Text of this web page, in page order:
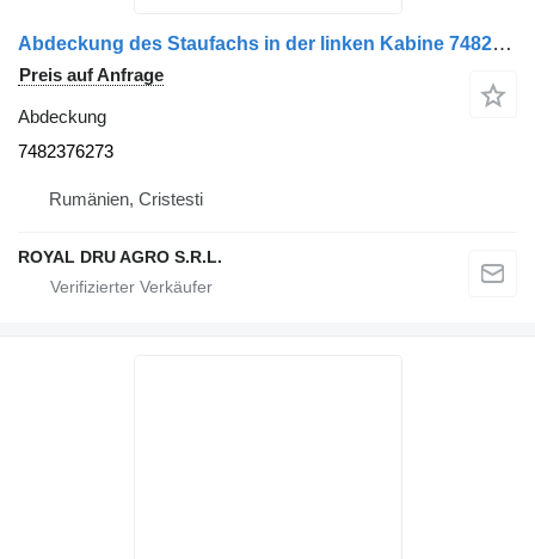
Abdeckung des Staufachs in der linken Kabine 7482376273 für Renault – Negru LKW
Preis auf Anfrage
Abdeckung
7482376273
Rumänien, Cristesti
ROYAL DRU AGRO S.R.L.